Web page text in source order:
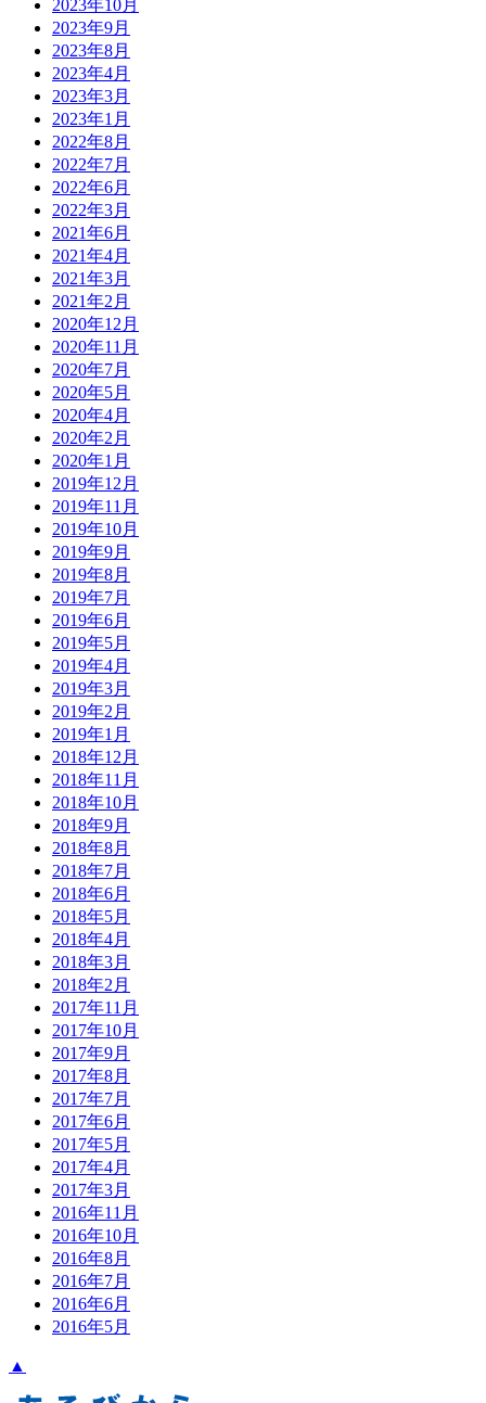
2023年10月
2023年9月
2023年8月
2023年4月
2023年3月
2023年1月
2022年8月
2022年7月
2022年6月
2022年3月
2021年6月
2021年4月
2021年3月
2021年2月
2020年12月
2020年11月
2020年7月
2020年5月
2020年4月
2020年2月
2020年1月
2019年12月
2019年11月
2019年10月
2019年9月
2019年8月
2019年7月
2019年6月
2019年5月
2019年4月
2019年3月
2019年2月
2019年1月
2018年12月
2018年11月
2018年10月
2018年9月
2018年8月
2018年7月
2018年6月
2018年5月
2018年4月
2018年3月
2018年2月
2017年11月
2017年10月
2017年9月
2017年8月
2017年7月
2017年6月
2017年5月
2017年4月
2017年3月
2016年11月
2016年10月
2016年8月
2016年7月
2016年6月
2016年5月
▲